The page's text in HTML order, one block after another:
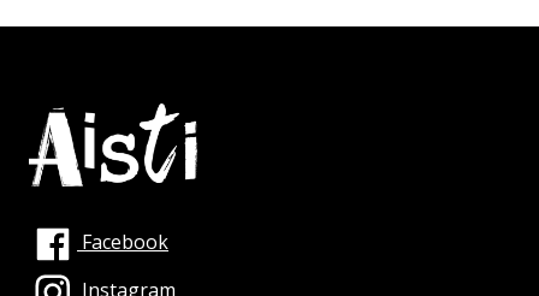
Facebook
Instagram